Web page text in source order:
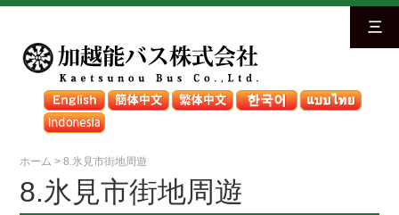
三
ホーム >8.氷見市街地周遊
8.氷見市街地周遊